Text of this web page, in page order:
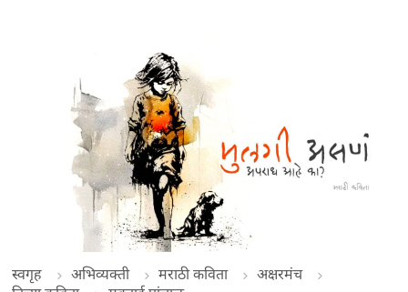
स्वगृह अभिव्यक्ती मराठी कविता
अक्षरमंच